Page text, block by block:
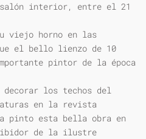
salón interior, entre el 21
viejo horno en las
el bello lienzo de 10
pintor de la época
los techos del
en la revista
pinto esta bella obra en
de la ilustre